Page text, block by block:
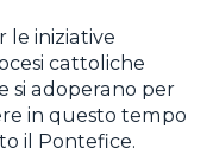
le iniziative
cattoliche
si adoperano per
in questo tempo
il Pontefice.